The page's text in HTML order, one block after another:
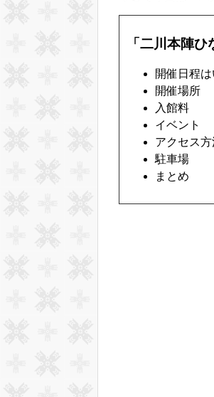
「二川本陣ひ
開催日程は
開催場所
入館料
イベント
アクセス方
駐車場
まとめ